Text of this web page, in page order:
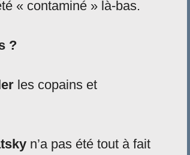
« contaminé » là-bas.
?
les copains et
n’a pas été tout à fait